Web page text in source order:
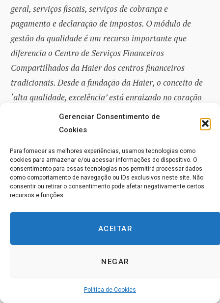
Gerenciar Consentimento de
Cookies
Para fornecer as melhores experiências, usamos tecnologias como
cookies para armazenar e/ou acessar informações do dispositivo. O
consentimento para essas tecnologias nos permitirá processar dados
como comportamento de navegação ou IDs exclusivos neste site. Não
consentir ou retirar o consentimento pode afetar negativamente certos
recursos e funções.
ACEITAR
NEGAR
Política de Cookies
geral, serviços fiscais, serviços de cobrança e
pagamento e declaração de impostos. O módulo de
gestão da qualidade é um recurso importante que
diferencia o Centro de Serviços Financeiros
Compartilhados da Haier dos centros financeiros
tradicionais. Desde a fundação da Haier, o conceito de
‘alta qualidade, excelência’ está enraizado no coração
de cada funcionário da Haier e o desenvolvimento da
empresa sempre seguiu a adesão à qualidade.
Sob a orientação desse conceito, surgiu o módulo de
gestão da qualidade. Gestão e controle de riscos,
auditoria de conformidade, análise de processos,
monitoramento de desempenho e conformidade com os
princípios contábeis geralmente aceitos globalmente
Generally Accepted Accounting Principles
essa gestão e controle fortalecem a supervisão e o
controle internos da Haier e também garantem, em
ponto de vista, há um design de módulo funcional mais